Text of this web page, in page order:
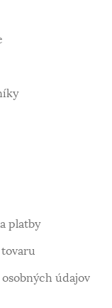
platby
údajov